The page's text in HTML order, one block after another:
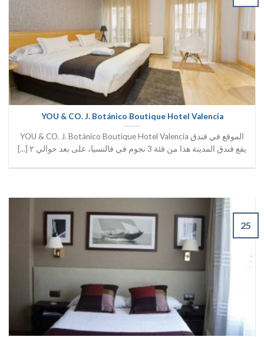
YOU & CO. J. Botánico Boutique Hotel Valencia
الموقع في فندق YOU & CO. J. Botánico Boutique Hotel Valencia
يقع فندق المدينة هذا من فئة 3 نجوم في فالنسيا، على بعد حوالي ٢ [...]
25